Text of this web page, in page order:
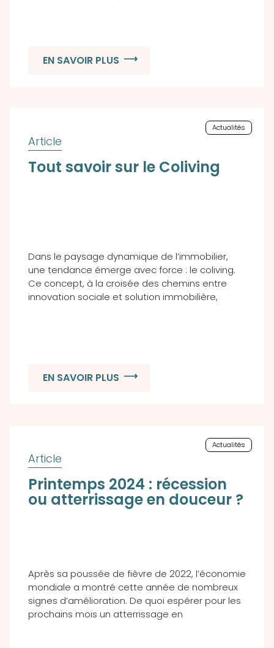
EN SAVOIR PLUS
Actualités
Tout savoir sur le Coliving
Dans le paysage dynamique de l’immobilier,
une tendance émerge avec force : le coliving.
Ce concept, à la croisée des chemins entre
innovation sociale et solution immobilière,
EN SAVOIR PLUS
Actualités
Printemps 2024 : récession
ou atterrissage en douceur ?
Après sa poussée de fièvre de 2022, l’économie
mondiale a montré cette année de nombreux
signes d’amélioration. De quoi espérer pour les
prochains mois un atterrissage en